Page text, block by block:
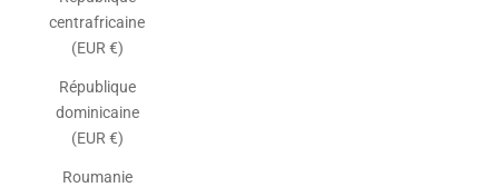
centrafricaine
(EUR €)
République
dominicaine
(EUR €)
Roumanie